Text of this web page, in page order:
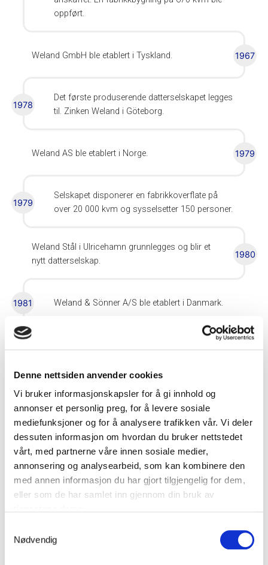
Denne nettsiden anvender cookies
Vi bruker informasjonskapsler for å gi innhold og
annonser et personlig preg, for å levere sosiale
mediefunksjoner og for å analysere trafikken vår. Vi deler
dessuten informasjon om hvordan du bruker nettstedet
vårt, med partnerne våre innen sosiale medier,
annonsering og analysearbeid, som kan kombinere den
med annen informasjon du har gjort tilgjengelig for dem,
eller som de har samlet inn gjennom din bruk av
Nødvendig
oppført.
Weland GmbH ble etablert i Tyskland. 1967
1978
Det første produserende datterselskapet legges
til. Zinken Weland i Göteborg.
Weland AS ble etablert i Norge. 1979
1979
Selskapet disponerer en fabrikkoverflate på
over 20 000 kvm og sysselsetter 150 personer.
Weland Stål i Ulricehamn grunnlegges og blir et
nytt datterselskap.
1980
1981 Weland & Sönner A/S ble etablert i Danmark.
1983
Selskapet får sitt nåværende navn, Weland AB.
Weland Plastic blir et nytt datterselskap.
Maku Stål i Borås blir et nytt datterselskap.
Weland Aluminium i Alvesta blir et nytt
IndustriReklam i Halmstad blir et nytt